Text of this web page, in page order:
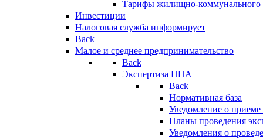
Тарифы жилищно-коммунального
Инвестиции
Налоговая служба информирует
Back
Малое и среднее предпринимательство
Back
Экспертиза НПА
Back
Нормативная база
Уведомление о
Планы проведения
Уведомления о